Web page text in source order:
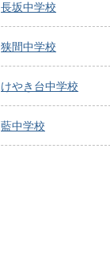
長坂中学校
狭間中学校
けやき台中学校
藍中学校